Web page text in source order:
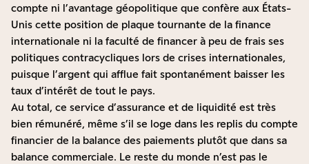
compte ni l’avantage géopolitique que confère aux États-
Unis cette position de plaque tournante de la finance
internationale ni la faculté de financer à peu de frais ses
politiques contracycliques lors de crises internationales,
puisque l’argent qui afflue fait spontanément baisser les
taux d’intérêt de tout le pays.
Au total, ce service d’assurance et de liquidité est très
bien rémunéré, même s’il se loge dans les replis du compte
financier de la balance des paiements plutôt que dans sa
balance commerciale. Le reste du monde n’est pas le